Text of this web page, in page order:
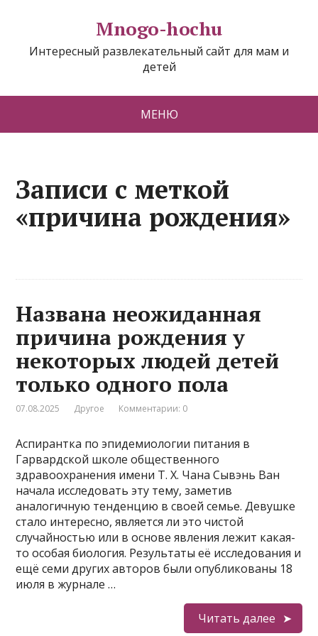
Mnogo-hochu
Интересный развлекательный сайт для мам и
детей
МЕНЮ
Записи с меткой
«причина рождения»
Названа неожиданная
причина рождения у
некоторых людей детей
только одного пола
07.08.2025 Другое Комментарии: 0
Аспирантка по эпидемиологии питания в
Гарвардской школе общественного
здравоохранения имени Т. Х. Чана Сывэнь Ван
начала исследовать эту тему, заметив
аналогичную тенденцию в своей семье. Девушке
стало интересно, является ли это чистой
случайностью или в основе явления лежит какая-
то особая биология. Результаты её исследования и
ещё семи других авторов были опубликованы 18
июля в журнале …
Читать далее